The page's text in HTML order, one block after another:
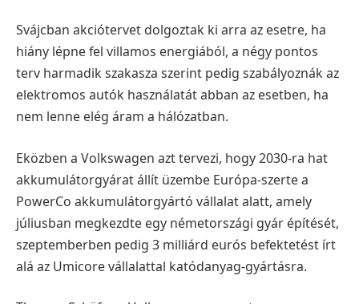
Svájcban akciótervet dolgoztak ki arra az esetre, ha
hiány lépne fel villamos energiából, a négy pontos
terv harmadik szakasza szerint pedig szabályoznák az
elektromos autók használatát abban az esetben, ha
nem lenne elég áram a hálózatban.
Eközben a Volkswagen azt tervezi, hogy 2030-ra hat
akkumulátorgyárat állít üzembe Európa-szerte a
PowerCo akkumulátorgyártó vállalat alatt, amely
júliusban megkezdte egy németországi gyár építését,
szeptemberben pedig 3 milliárd eurós befektetést írt
alá az Umicore vállalattal katódanyag-gyártásra.